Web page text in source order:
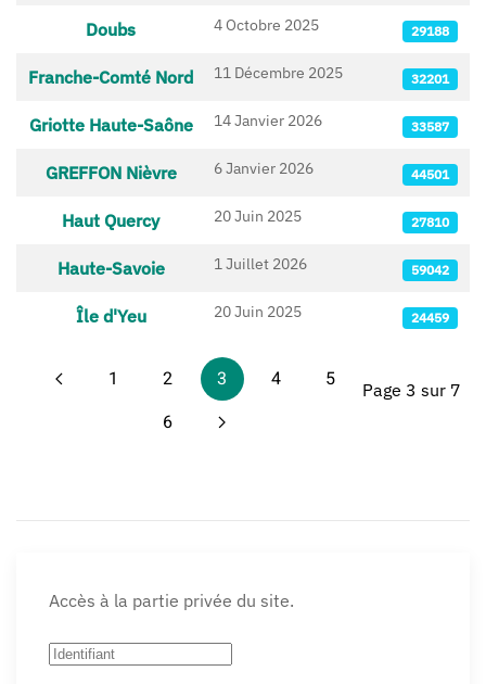
Doubs 4 Octobre 2025 29188
Franche-Comté Nord 11 Décembre 2025 32201
Griotte Haute-Saône 14 Janvier 2026 33587
GREFFON Nièvre 6 Janvier 2026 44501
Haut Quercy 20 Juin 2025 27810
Haute-Savoie 1 Juillet 2026 59042
Île d'Yeu 20 Juin 2025 24459
Page 3 sur 7
1 2 3 4
5
6
Accès à la partie privée du site.